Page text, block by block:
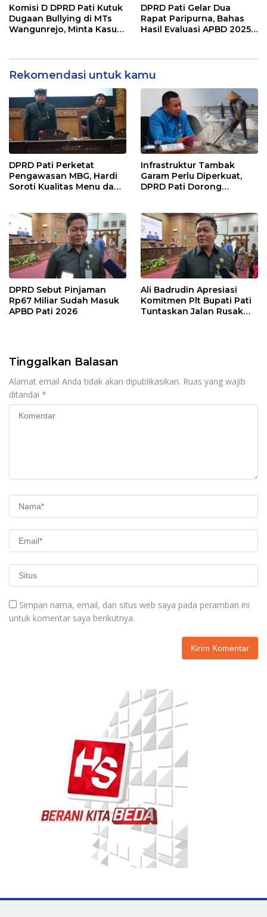
Masyarakat Pati
Pelayanan Publik
Berkualitas
Komisi D DPRD Pati Kutuk
Dugaan Bullying di MTs
Wangunrejo, Minta Kasus
DPRD Pati Gelar Dua
Rapat Paripurna, Bahas
Hasil Evaluasi APBD 2025
Rekomendasi untuk kamu
DPRD Pati Perketat
Pengawasan MBG, Hardi
Soroti Kualitas Menu dan
Infrastruktur Tambak
Garam Perlu Diperkuat,
DPRD Pati Dorong
DPRD Sebut Pinjaman
Rp67 Miliar Sudah Masuk
APBD Pati 2026
Ali Badrudin Apresiasi
Komitmen Plt Bupati Pati
Tuntaskan Jalan Rusak
Tinggalkan Balasan
Alamat email Anda tidak akan dipublikasikan. Ruas yang wajib
ditandai *
Simpan nama, email, dan situs web saya pada peramban ini
untuk komentar saya berikutnya.